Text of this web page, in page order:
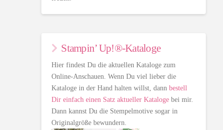
Stampin’ Up!®-Kataloge
Hier findest Du die aktuellen Kataloge zum
Online-Anschauen. Wenn Du viel lieber die
Kataloge in der Hand halten willst, dannbestell
Dir einfach einen Satz aktueller Kataloge bei mir.
Dann kannst Du die Stempelmotive sogar in
Originalgröße bewundern.